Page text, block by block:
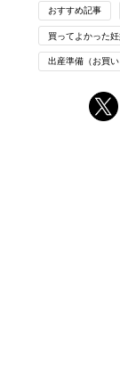
おすすめ記事
買ってよかった
出産準備（お買い